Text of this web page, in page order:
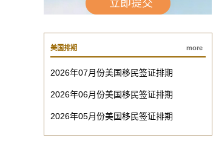
美国排期 more
2026年07月份美国移民签证排期
2026年06月份美国移民签证排期
2026年05月份美国移民签证排期